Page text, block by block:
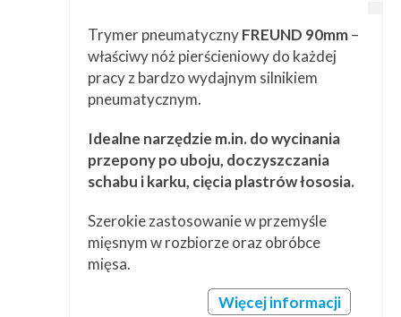
Trymer pneumatycznyFREUND 90mm–
właściwy nóż pierścieniowy do każdej
pracy z bardzo wydajnym silnikiem
pneumatycznym.
Idealne narzędzie m.in. do wycinania
przepony po uboju, doczyszczania
schabu i karku, cięcia plastrów łososia.
Szerokie zastosowanie w przemyśle
mięsnym w rozbiorze oraz obróbce
mięsa.
Więcej informacji